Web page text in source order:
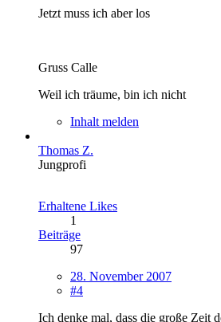
Jetzt muss ich aber los
Gruss Calle
Weil ich träume, bin ich nicht
Inhalt melden
Thomas Z.
Jungprofi
Erhaltene Likes
1
Beiträge
97
28. November 2007
#4
Ich denke mal, dass die große Zeit